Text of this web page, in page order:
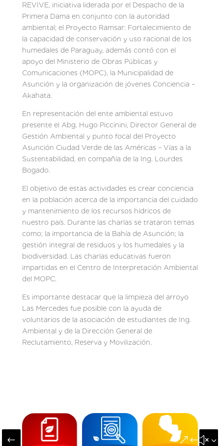
REVIVE, iniciativa liderada por el Despacho de la
Primera Dama en conjunto con la autoridad
ambiental; el Proyecto Ramsar: Fortalecimiento de
la capacidad de conservación y uso racional de los
humedales de Paraguay, además contó con el
apoyo del Ministerio de Obras Públicas y
Comunicaciones (MOPC), la Municipalidad de
Asunción y la organización de jóvenes Conciencia –
Akahata.
En representación del ente ambiental estuvo
presente el Abg. Hugo Piccinini, Director General de
Gestión Ambiental y punto focal del Proyecto
Asunción Ciudad Verde de las Américas – Vías a la
Sustentabilidad, en compañía de la Ing. Lourdes
Bogado.
El objetivo de estas actividades es crear conciencia
en la población acerca de la importancia del cuidado
y mantenimiento de los recursos hídricos de
nuestro país. Durante las charlas se trataron temas
como; la importancia de la Bahía de Asunción; la
gestión integral de residuos y los humedales y la
biodiversidad. Las charlas educativas fueron
impartidas en el Centro de Interpretación Ambiental
del MOPC.
Es importante destacar que la limpieza del arroyo
Las Mercedes fue posible con la ayuda de
voluntarios de la asociación de estudiantes de Ing.
Ambiental y de la Dirección General de
Reclutamiento, Reserva y Movilización.
#